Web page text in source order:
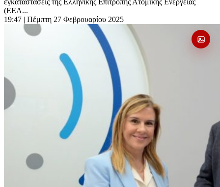
εγκαταστάσεις της Ελληνικής Επιτροπής Ατομικής Ενέργειας
(ΕΕΑ...
19:47 | Πέμπτη 27 Φεβρουαρίου 2025